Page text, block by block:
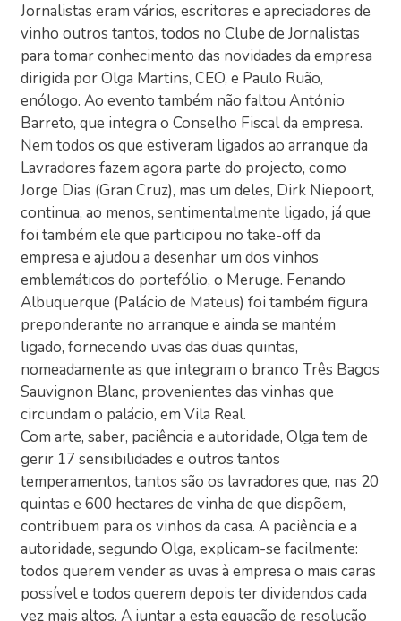
Jornalistas eram vários, escritores e apreciadores de
vinho outros tantos, todos no Clube de Jornalistas
para tomar conhecimento das novidades da empresa
dirigida por Olga Martins, CEO, e Paulo Ruão,
enólogo. Ao evento também não faltou António
Barreto, que integra o Conselho Fiscal da empresa.
Nem todos os que estiveram ligados ao arranque da
Lavradores fazem agora parte do projecto, como
Jorge Dias (Gran Cruz), mas um deles, Dirk Niepoort,
continua, ao menos, sentimentalmente ligado, já que
foi também ele que participou no take-off da
empresa e ajudou a desenhar um dos vinhos
emblemáticos do portefólio, o Meruge. Fenando
Albuquerque (Palácio de Mateus) foi também figura
preponderante no arranque e ainda se mantém
ligado, fornecendo uvas das duas quintas,
nomeadamente as que integram o branco Três Bagos
Sauvignon Blanc, provenientes das vinhas que
circundam o palácio, em Vila Real.
Com arte, saber, paciência e autoridade, Olga tem de
gerir 17 sensibilidades e outros tantos
temperamentos, tantos são os lavradores que, nas 20
quintas e 600 hectares de vinha de que dispõem,
contribuem para os vinhos da casa. A paciência e a
autoridade, segundo Olga, explicam-se facilmente:
todos querem vender as uvas à empresa o mais caras
possível e todos querem depois ter dividendos cada
vez mais altos. A juntar a esta equação de resolução